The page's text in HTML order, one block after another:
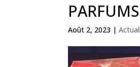
Août 2, 2023 |